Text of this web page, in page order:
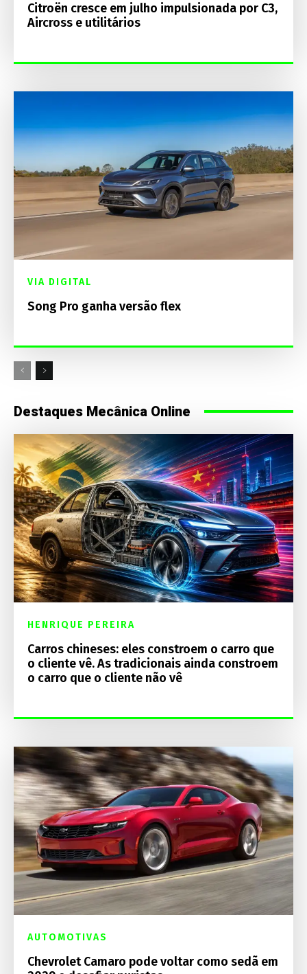
Citroën cresce em julho impulsionada por C3,
Aircross e utilitários
VIA DIGITAL
Song Pro ganha versão flex
Destaques Mecânica Online
HENRIQUE PEREIRA
Carros chineses: eles constroem o carro que
o cliente vê. As tradicionais ainda constroem
o carro que o cliente não vê
AUTOMOTIVAS
Chevrolet Camaro pode voltar como sedã em